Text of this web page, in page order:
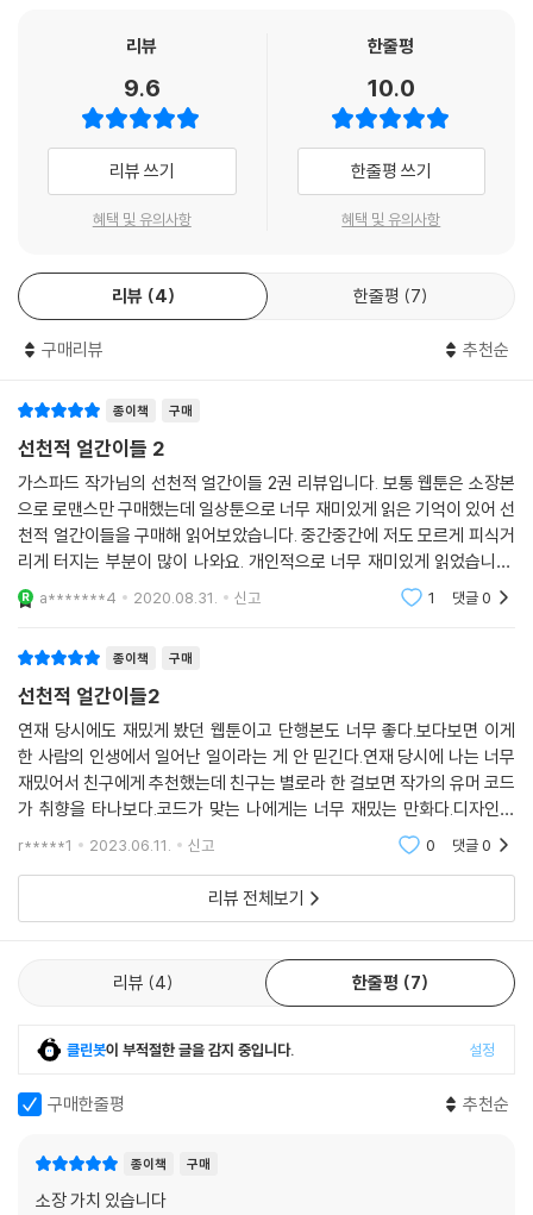
얼간이 친구들의 멋진 추억 팔이!
개그만화의 고급화를 선도하는 《선천적 얼간이들》
차세대 개그만화의 강자로 떠오르고 있는 가스파드 작가의 네이버 인기 웹
툰 《선천적 얼간이들》은 작가와 그의 절친들의 유쾌했던 추억을 담아낸 작
품이다. 재미있는 스토리와 세련된 그림이 여태껏 다른 일상툰에서 볼 수
이 작품을 보는 가장 큰 재미는 적재적소에 나오는 패러디라 할 수 있다. 작
가는 전혀 억지스럽지 않고, 재치가 돋보이는 패러디를 자유자재로 구사한
다. '하정우 먹방'이라고도 불리는 영화 '황해'의 식사 장면을 패러디하여
'흉해'로, 만화'원피스'의 시작을 패러디한 수능 전날 맞이한 '대수능의 시
종일관 터지는 웃음과 쾌감마저 느낄 수 있다.
이 작품이 가진 또 다른 매력은 모든 에피소드가 100% 작가의 추억을 토
대로 그린 만화이라는 사실이다. 경험담만으로 개그만화를 그려낼 수 있다
는 것은 그만큼 작가의 삶이 시트콤과 같이 유쾌한 것도 있겠지만, 별것 아
닌 일도 특별하고 재미있는 일로 만들어 내는 작가의 스토리텔링 능력이
뛰어나기 때문이다. 우유부단한 거북이 가스파드, 커피 마시러 오는 손님
을 싫어하는 까칠한 바리스타 삐에르, 불의를 보면 분노를 참지 못하는 정
의의 사도 산티아고, 질풍의 꿈을 안고 쿨하게 사직서를 낸 로이드, 개인기
로 등 각양각색의 개성이 돋보이는 그들과 작가의 개그감각이 만났을 때의
시너지 효과는 대단하다고 볼 수 있다.
얼굴로 웃기는 못생긴 캐릭터, 유치한 개그 하나 없이 세련된 작화로도 충
분히 웃길 수 있다는 가능성을 보여준 《선천적 얼간이들》은 개그만화의 새
로운 패러다임을 만들어내고 있다.
리뷰
9.6
리뷰 쓰기
혜택 및 유의사항
한줄평
10.0
한줄평 쓰기
혜택 및 유의사항
리뷰 4 한줄평 7
구매리뷰 추천순
종이책 구매
선천적 얼간이들 2
가스파드 작가님의 선천적 얼간이들 2권 리뷰입니다. 보통 웹툰은 소장본
으로 로맨스만 구매했는데 일상툰으로 너무 재미있게 읽은 기억이 있어 선
천적 얼간이들을 구매해 읽어보았습니다. 중간중간에 저도 모르게 피식거
리게 터지는 부분이 많이 나와요. 개인적으로 너무 재미있게 읽었습니다.
낱개로 구매하다보니 매번 새로 구매해야하는 단점이 있었는데 그래도 한
권 한권 구매해서
a*******4 2020.08.31. 신고 1 댓글0
종이책 구매
선천적 얼간이들2
연재 당시에도 재밌게 봤던 웹툰이고 단행본도 너무 좋다.보다보면 이게
한 사람의 인생에서 일어난 일이라는 게 안 믿긴다.연재 당시에 나는 너무
재밌어서 친구에게 추천했는데 친구는 별로라 한 걸보면 작가의 유머 코드
가 취향을 타나보다.코드가 맞는 나에게는 너무 재밌는 만화다.디자인도
예뻐서 소장하는 맛까지 있어서 단행본 모을 맛 난다.가장 좋아하는 에피
r*****1 2023.06.11. 신고 0 댓글0
리뷰 전체보기
리뷰 4 한줄평 7
클린봇이 부적절한 글을 감지 중입니다. 설정
구매한줄평 추천순
종이책 구매
소장 가치 있습니다